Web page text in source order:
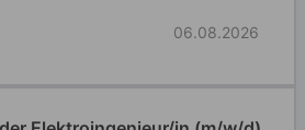
06.08.2026